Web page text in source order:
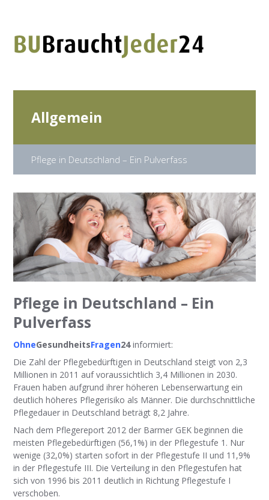
Allgemein
Pflege in Deutschland – Ein Pulverfass
Pflege in Deutschland – Ein
Pulverfass
OhneGesundheitsFragen24informiert:
Die Zahl der Pflegebedürftigen in Deutschland steigt von 2,3
Millionen in 2011 auf voraussichtlich 3,4 Millionen in 2030.
Frauen haben aufgrund ihrer höheren Lebenserwartung ein
deutlich höheres Pflegerisiko als Männer. Die durchschnittliche
Pflegedauer in Deutschland beträgt 8,2 Jahre.
Nach dem Pflegereport 2012 der Barmer GEK beginnen die
meisten Pflegebedürftigen (56,1%) in der Pflegestufe 1. Nur
wenige (32,0%) starten sofort in der Pflegestufe II und 11,9%
in der Pflegestufe III. Die Verteilung in den Pflegestufen hat
sich von 1996 bis 2011 deutlich in Richtung Pflegestufe I
verschoben.